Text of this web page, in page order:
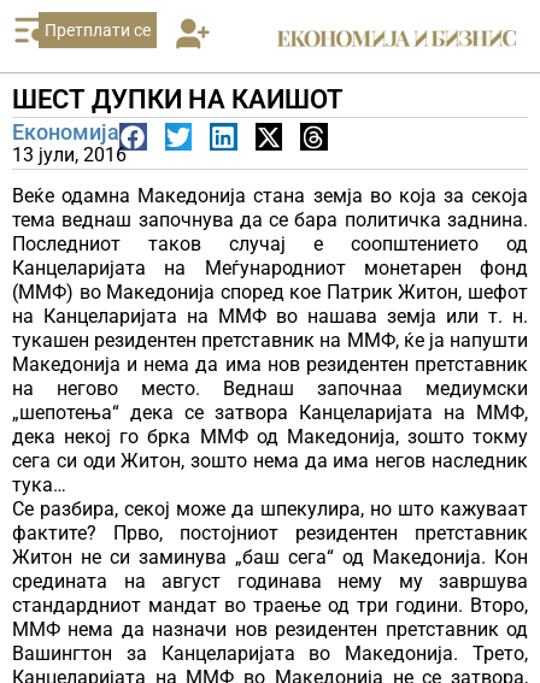
Претплати се
ШЕСТ ДУПКИ НА КАИШОТ
Економија
13 јули, 2016
Веќе одамна Македонија стана земја во која за секоја
тема веднаш започнува да се бара политичка заднина.
Последниот таков случај е соопштението од
Канцеларијата на Меѓународниот монетарен фонд
(ММФ) во Македонија според кое Патрик Житон, шефот
на Канцеларијата на ММФ во нашава земја или т. н.
тукашен резидентен претставник на ММФ, ќе ја напушти
Македонија и нема да има нов резидентен претставник
на негово место. Веднаш започнаа медиумски
„шепотења“ дека се затвора Канцеларијата на ММФ,
дека некој го брка ММФ од Македонија, зошто токму
сега си оди Житон, зошто нема да има негов наследник
тука…
Се разбира, секој може да шпекулира, но што кажуваат
фактите? Прво, постојниот резидентен претставник
Житон не си заминува „баш сега“ од Македонија. Кон
средината на август годинава нему му завршува
стандардниот мандат во траење од три години. Второ,
ММФ нема да назначи нов резидентен претставник од
Вашингтон за Канцеларијата во Македонија. Трето,
Канцеларијата на ММФ во Македонија не се затвора,